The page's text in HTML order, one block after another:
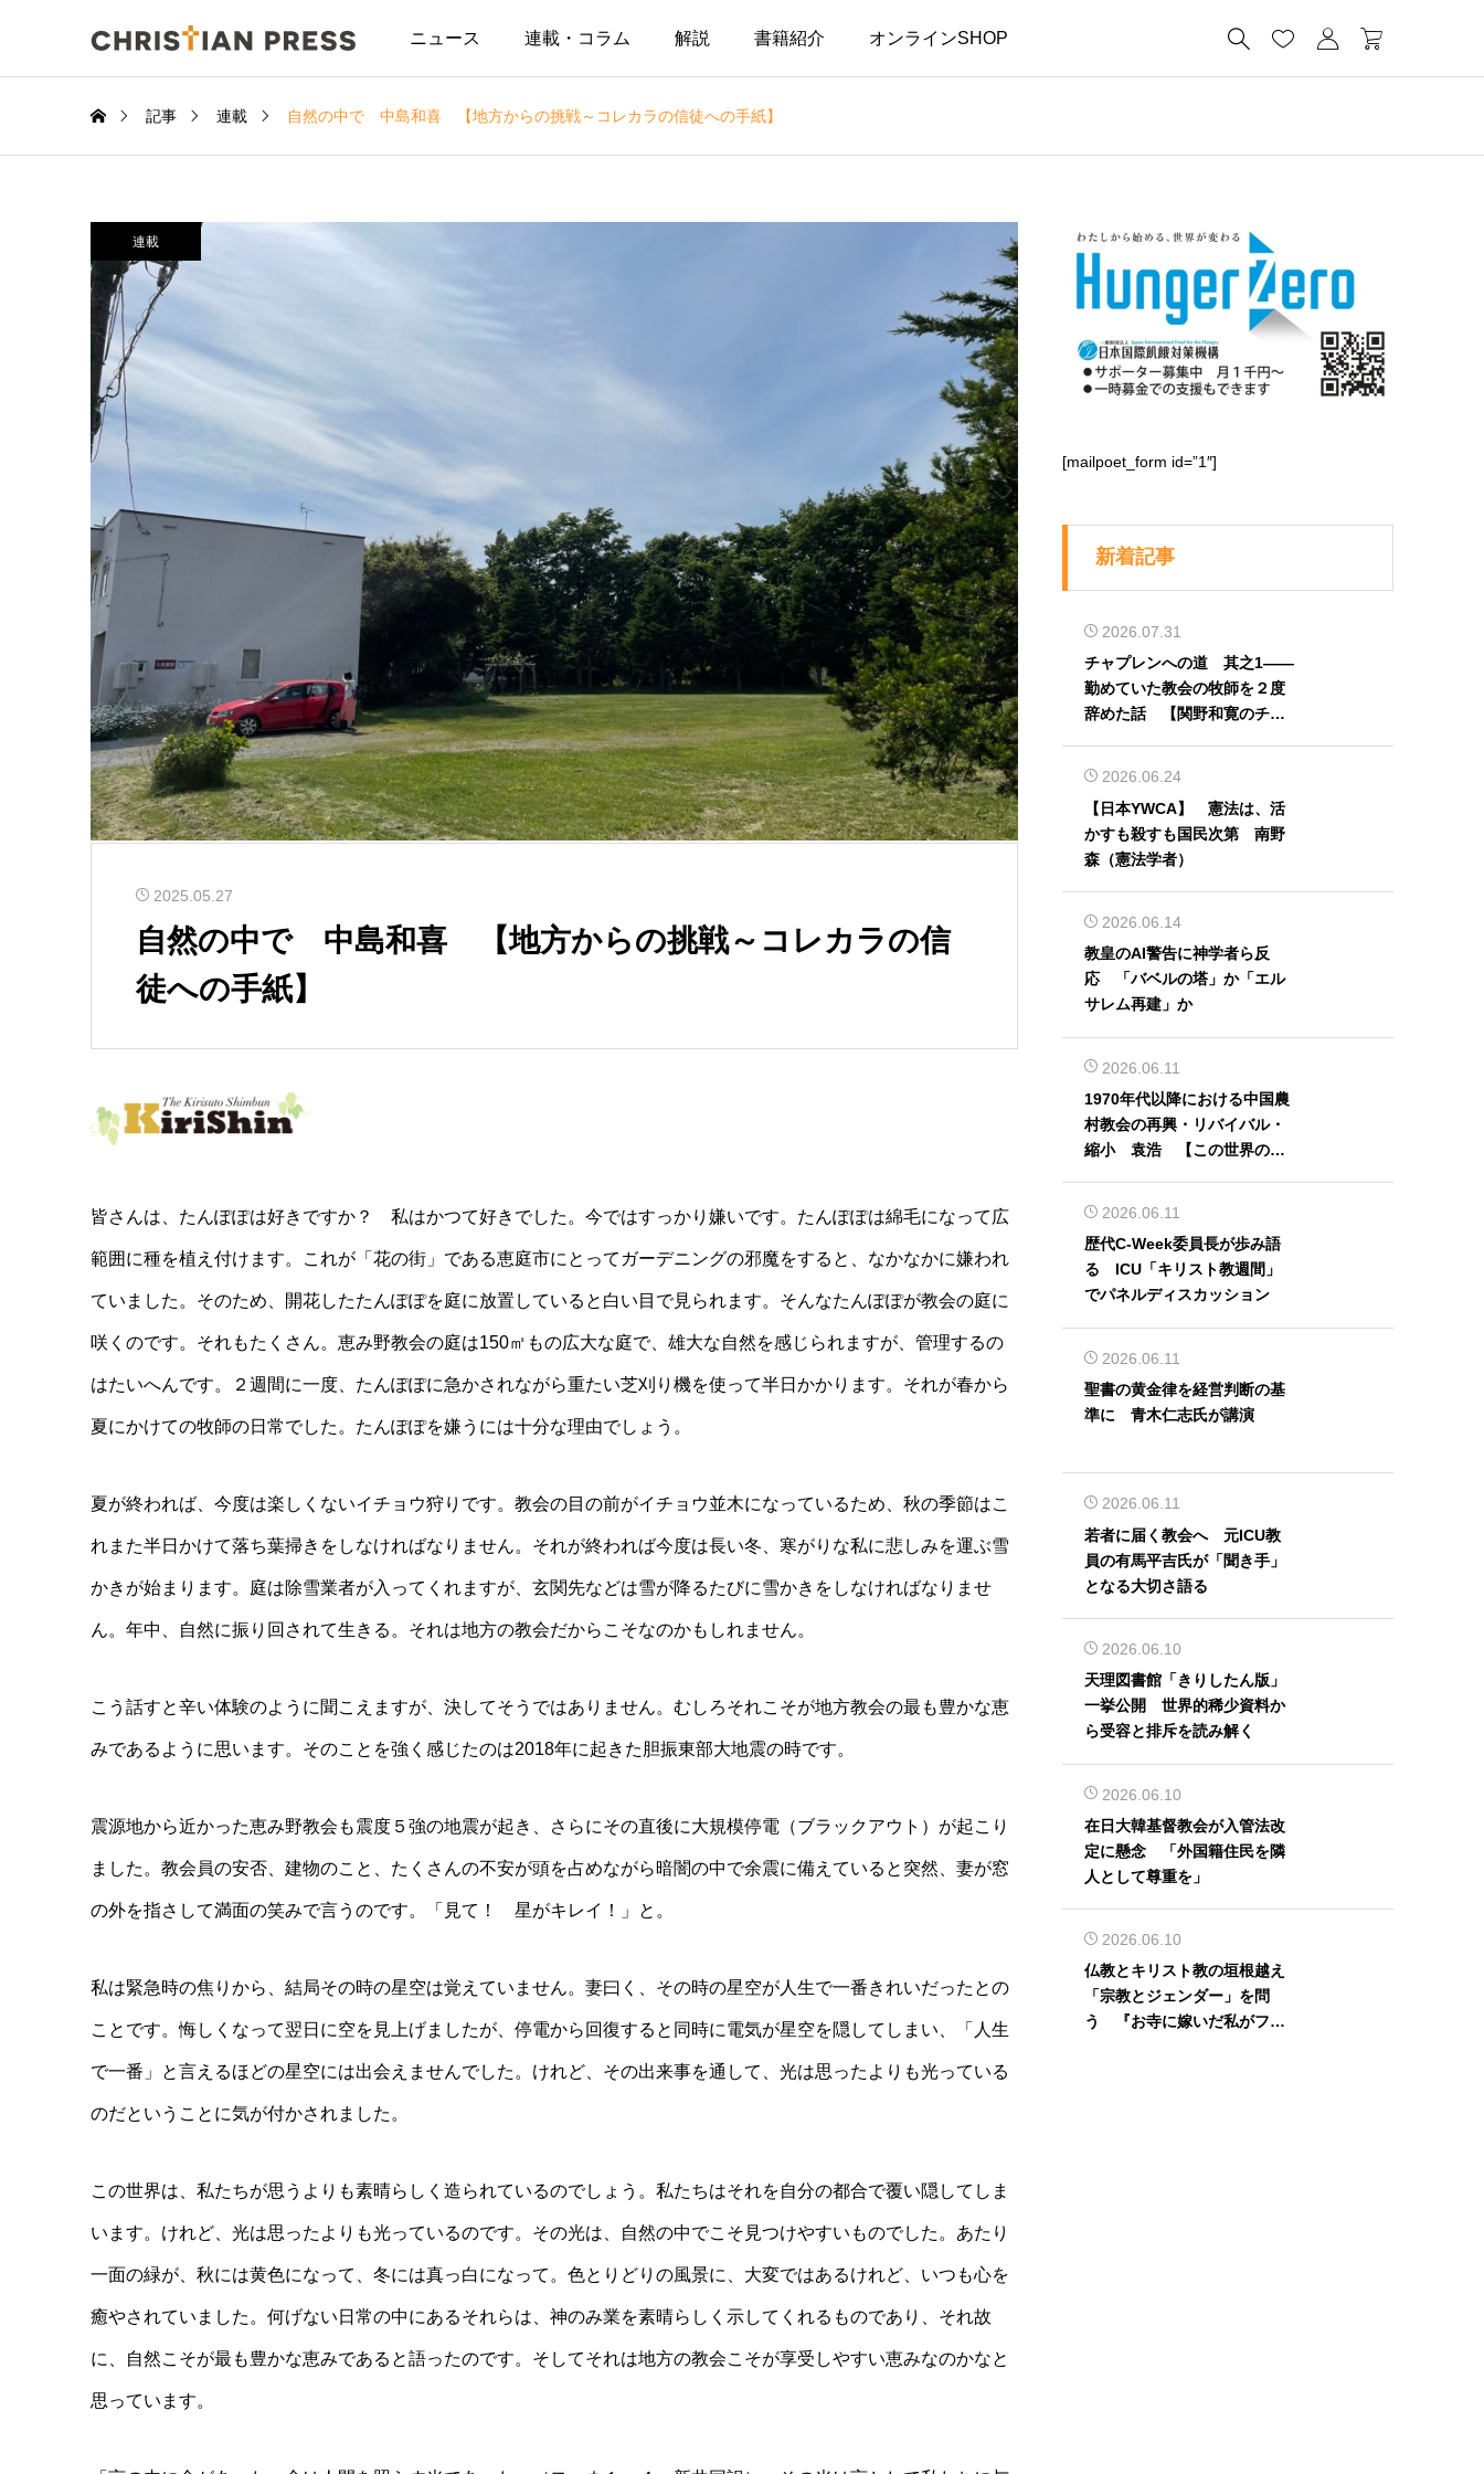
ニュース 連載・コラム 解説 書籍紹介 オンラインSHOP    
記事 連載 自然の中で 中島和喜 【地方からの挑戦～コレカラの信徒への手紙】
連載
2025.05.27
自然の中で 中島和喜 【地方からの挑戦～コレカラの信
徒への手紙】
皆さんは、たんぽぽは好きですか？ 私はかつて好きでした。今ではすっかり嫌いです。たんぽぽは綿毛になって広
範囲に種を植え付けます。これが「花の街」である恵庭市にとってガーデニングの邪魔をすると、なかなかに嫌われ
ていました。そのため、開花したたんぽぽを庭に放置していると白い目で見られます。そんなたんぽぽが教会の庭に
咲くのです。それもたくさん。恵み野教会の庭は150㎡もの広大な庭で、雄大な自然を感じられますが、管理するの
はたいへんです。２週間に一度、たんぽぽに急かされながら重たい芝刈り機を使って半日かかります。それが春から
夏にかけての牧師の日常でした。たんぽぽを嫌うには十分な理由でしょう。
夏が終われば、今度は楽しくないイチョウ狩りです。教会の目の前がイチョウ並木になっているため、秋の季節はこ
れまた半日かけて落ち葉掃きをしなければなりません。それが終われば今度は長い冬、寒がりな私に悲しみを運ぶ雪
かきが始まります。庭は除雪業者が入ってくれますが、玄関先などは雪が降るたびに雪かきをしなければなりませ
ん。年中、自然に振り回されて生きる。それは地方の教会だからこそなのかもしれません。
こう話すと辛い体験のように聞こえますが、決してそうではありません。むしろそれこそが地方教会の最も豊かな恵
みであるように思います。そのことを強く感じたのは2018年に起きた胆振東部大地震の時です。
震源地から近かった恵み野教会も震度５強の地震が起き、さらにその直後に大規模停電（ブラックアウト）が起こり
ました。教会員の安否、建物のこと、たくさんの不安が頭を占めながら暗闇の中で余震に備えていると突然、妻が窓
の外を指さして満面の笑みで言うのです。「見て！ 星がキレイ！」と。
私は緊急時の焦りから、結局その時の星空は覚えていません。妻曰く、その時の星空が人生で一番きれいだったとの
ことです。悔しくなって翌日に空を見上げましたが、停電から回復すると同時に電気が星空を隠してしまい、「人生
で一番」と言えるほどの星空には出会えませんでした。けれど、その出来事を通して、光は思ったよりも光っている
のだということに気が付かされました。
この世界は、私たちが思うよりも素晴らしく造られているのでしょう。私たちはそれを自分の都合で覆い隠してしま
います。けれど、光は思ったよりも光っているのです。その光は、自然の中でこそ見つけやすいものでした。あたり
一面の緑が、秋には黄色になって、冬には真っ白になって。色とりどりの風景に、大変ではあるけれど、いつも心を
癒やされていました。何げない日常の中にあるそれらは、神のみ業を素晴らしく示してくれるものであり、それ故
に、自然こそが最も豊かな恵みであると語ったのです。そしてそれは地方の教会こそが享受しやすい恵みなのかなと
思っています。
[mailpoet_form id=”1″]
新着記事
2026.07.31
チャプレンへの道 其之1――
勤めていた教会の牧師を２度
辞めた話 【関野和寛のチャ
2026.06.24
【日本YWCA】 憲法は、活
かすも殺すも国民次第 南野
森（憲法学者）
2026.06.14
教皇のAI警告に神学者ら反
応 「バベルの塔」か「エル
サレム再建」か
2026.06.11
1970年代以降における中国農
村教会の再興・リバイバル・
縮小 袁浩 【この世界の片
2026.06.11
歴代C-Week委員長が歩み語
る ICU「キリスト教週間」
でパネルディスカッション
2026.06.11
聖書の黄金律を経営判断の基
準に 青木仁志氏が講演
2026.06.11
若者に届く教会へ 元ICU教
員の有馬平吉氏が「聞き手」
となる大切さ語る
2026.06.10
天理図書館「きりしたん版」
一挙公開 世界的稀少資料か
ら受容と排斥を読み解く
2026.06.10
在日大韓基督教会が入管法改
定に懸念 「外国籍住民を隣
人として尊重を」
2026.06.10
仏教とキリスト教の垣根越え
「宗教とジェンダー」を問
う 『お寺に嫁いだ私がフェ